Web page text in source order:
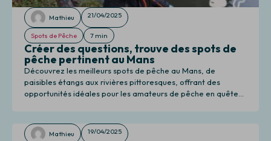
Mathieu 21/04/2025
Spots de Pêche 7 min
Créer des questions, trouve des spots de
pêche pertinent au Mans
Découvrez les meilleurs spots de pêche au Mans, de
paisibles étangs aux rivières pittoresques, offrant des
opportunités idéales pour les amateurs de pêche en quête
Mathieu 19/04/2025